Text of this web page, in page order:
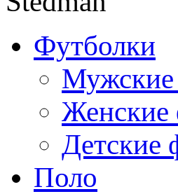
Футболки
Мужские
Женские
Детские
Поло